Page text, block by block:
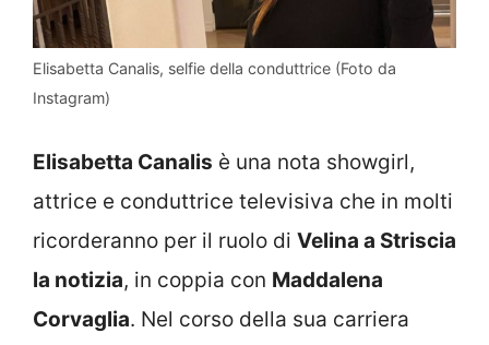
Elisabetta Canalis, selfie della conduttrice (Foto da
Instagram)
Elisabetta Canalis è una nota showgirl,
attrice e conduttrice televisiva che in molti
ricorderanno per il ruolo di Velina a Striscia
la notizia, in coppia con Maddalena
Corvaglia. Nel corso della sua carriera